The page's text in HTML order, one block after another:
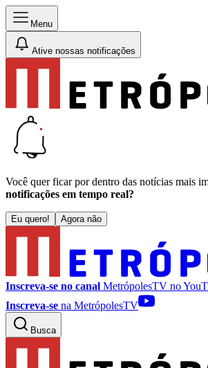
Menu
Ative nossas notificações
Você quer ficar por dentro das notícias mais
notificações em tempo real?
Eu quero! Agora não
Inscreva-se no canal MetrópolesTV no
Inscreva-se na MetrópolesTV
Busca